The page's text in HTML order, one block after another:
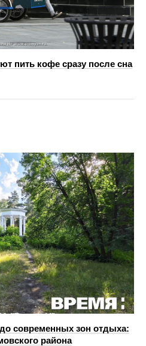
пить кофе сразу после сна
современных зон отдыха:
района